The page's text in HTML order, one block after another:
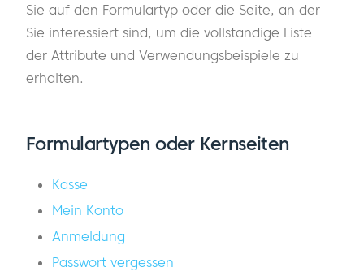
Sie auf den Formulartyp oder die Seite, an der
Sie interessiert sind, um die vollständige Liste
der Attribute und Verwendungsbeispiele zu
erhalten.
Formulartypen oder Kernseiten
Kasse
Mein Konto
Anmeldung
Passwort vergessen